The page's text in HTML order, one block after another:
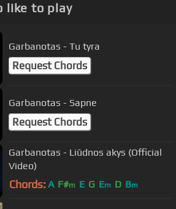
like to play
Garbanotas - Tu tyra
Request Chords
Garbanotas - Sapne
Request Chords
Garbanotas - Liūdnos akys (Official
Video)
Chords: A F#m E G Em D Bm